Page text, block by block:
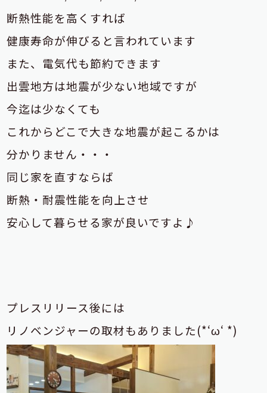
断熱性能を高くすれば
健康寿命が伸びると言われています
また、電気代も節約できます
出雲地方は地震が少ない地域ですが
今迄は少なくても
これからどこで大きな地震が起こるかは
分かりません・・・
同じ家を直すならば
断熱・耐震性能を向上させ
安心して暮らせる家が良いですよ♪
プレスリリース後には
リノベンジャーの取材もありました(*‘ω‘ *)